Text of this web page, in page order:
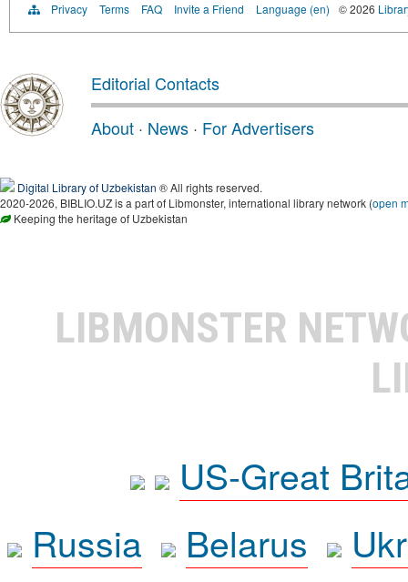
Privacy Terms FAQ Invite a Friend Language (en) © 2026
Editorial Contacts
About · News · For Advertisers
Digital Library of Uzbekistan ® All rights reserved.
2020-2026, BIBLIO.UZ is a part of Libmonster, international library network (open
Keeping the heritage of Uzbekistan
LIBMONSTER
US-Great
Russia
Belarus